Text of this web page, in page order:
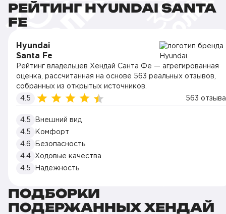
РЕЙТИНГ HYUNDAI SANTA
FE
Hyundai
Santa Fe
Рейтинг владельцев Хендай Санта Фе — агрегированная
оценка, рассчитанная на основе 563 реальных отзывов,
собранных из открытых источников.
4.5
563 отзыва
4.5
Внешний вид
4.5
Комфорт
4.6
Безопасность
4.4
Ходовые качества
4.5
Надежность
ПОДБОРКИ
ПОДЕРЖАННЫХ ХЕНДАЙ